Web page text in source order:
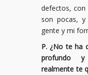
defectos, con
son pocas,
gente y mi
P. ¿No te ha
profundo
realmente te